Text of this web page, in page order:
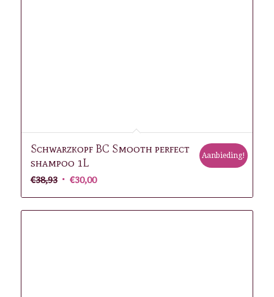
Schwarzkopf BC Smooth perfect
shampoo 1L
€38,93 Oorspronkelijke
€30,00Huidige
Aanbieding!